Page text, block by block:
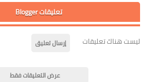
تعليقات Blogger
ليست هناك تعليقات إرسال تعليق
عرض التعليقات فقط